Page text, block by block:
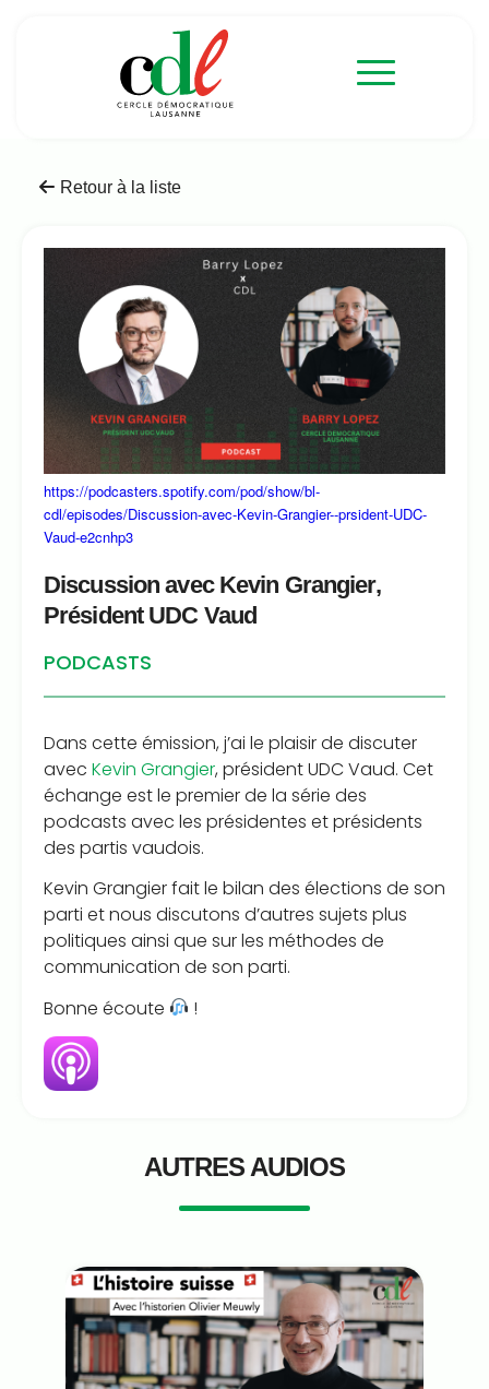
Retour à la liste
https://podcasters.spotify.com/pod/show/bl-
cdl/episodes/Discussion-avec-Kevin-Grangier--prsident-UDC-
Vaud-e2cnhp3
Discussion avec Kevin Grangier,
Président UDC Vaud
PODCASTS
Dans cette émission, j’ai le plaisir de discuter
avec Kevin Grangier, président UDC Vaud. Cet
échange est le premier de la série des
podcasts avec les présidentes et présidents
des partis vaudois.
Kevin Grangier fait le bilan des élections de son
parti et nous discutons d’autres sujets plus
politiques ainsi que sur les méthodes de
communication de son parti.
Bonne écoute
!
AUTRES AUDIOS